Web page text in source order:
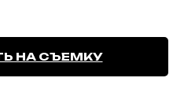
НА СЪЕМКУ